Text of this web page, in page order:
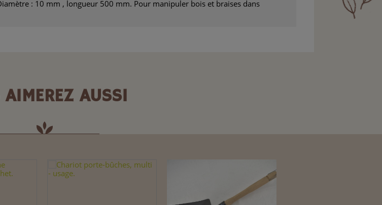
: 10 mm , longueur 500 mm. Pour manipuler bois et braises dans
AUSSI